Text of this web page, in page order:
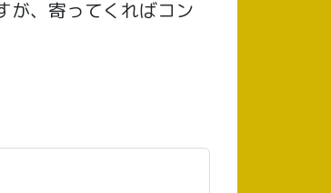
が、寄ってくればコン